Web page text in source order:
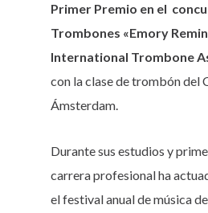
Primer Premio en el
Trombones «Emory
International Trombone
con la clase de trombón del
Ámsterdam.
Durante sus estudios y
carrera profesional ha
el festival anual de música